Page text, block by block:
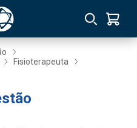
Fisioterapeuta